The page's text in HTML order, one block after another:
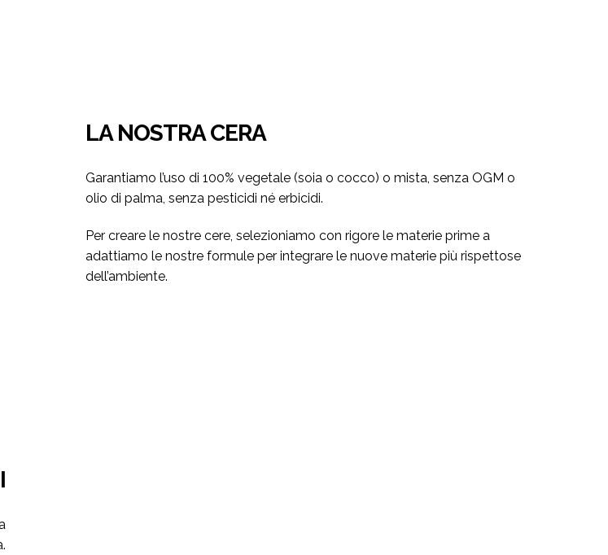
LA NOSTRA CERA
Garantiamo l’uso di 100% vegetale (soia o cocco) o mista, senza OGM o
olio di palma, senza pesticidi né erbicidi.
Per creare le nostre cere, selezioniamo con rigore le materie prime a
adattiamo le nostre formule per integrare le nuove materie più rispettose
dell’ambiente.